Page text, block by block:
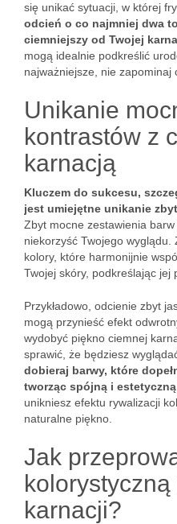
się unikać sytuacji, w której
odcień o co najmniej dwa
ciemniejszy od Twojej
mogą idealnie podkreślić
najważniejsze, nie zapominaj
Unikanie
kontrastów z
karnacją
Kluczem do sukcesu,
jest umiejętne unikanie
Zbyt mocne zestawienia
niekorzyść Twojego
kolory, które harmonijnie
Twojej skóry, podkreślając jej
Przykładowo, odcienie zbyt
mogą przynieść efekt
wydobyć piękno ciemnej
sprawić, że będziesz
dobieraj barwy, które
tworząc spójną i estetyczną
unikniesz efektu rywalizacji
naturalne piękno.
Jak
karnacji?